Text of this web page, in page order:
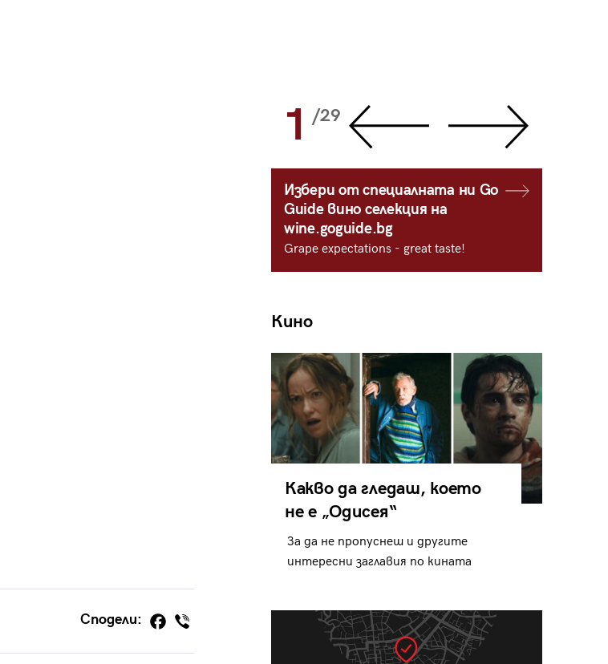
Сподели:
1 /29
Избери от специалната ни Go
Guide вино селекция на
wine.goguide.bg
Grape expectations - great taste!
Кино
Какво да гледаш, което
не е „Одисея“
За да не пропуснеш и другите
интересни заглавия по кината